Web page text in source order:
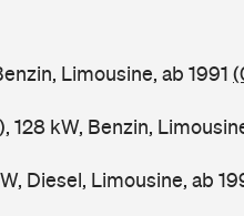
Limousine, ab 1991
128 kW, Benzin,
Diesel, Limousine, ab